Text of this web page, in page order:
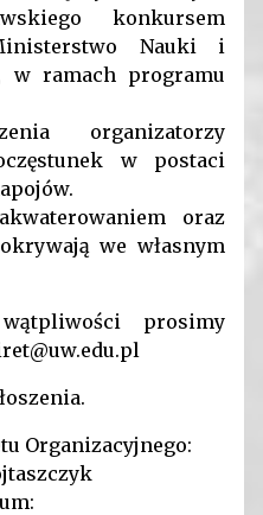
konkursem
Nauki i
w ramach programu
organizatorzy
w postaci
oraz
we własnym
prosimy
Organizacyjnego: